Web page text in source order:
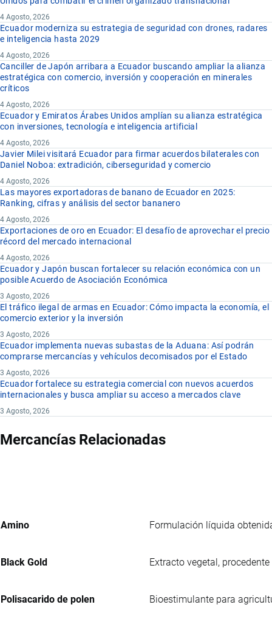
4 Agosto, 2026
Ecuador moderniza su estrategia de seguridad con drones, radares
e inteligencia hasta 2029
4 Agosto, 2026
Canciller de Japón arribara a Ecuador buscando ampliar la alianza
estratégica con comercio, inversión y cooperación en minerales
críticos
4 Agosto, 2026
Ecuador y Emiratos Árabes Unidos amplían su alianza estratégica
con inversiones, tecnología e inteligencia artificial
4 Agosto, 2026
Javier Milei visitará Ecuador para firmar acuerdos bilaterales con
Daniel Noboa: extradición, ciberseguridad y comercio
4 Agosto, 2026
Las mayores exportadoras de banano de Ecuador en 2025:
Ranking, cifras y análisis del sector bananero
4 Agosto, 2026
Exportaciones de oro en Ecuador: El desafío de aprovechar el precio
récord del mercado internacional
4 Agosto, 2026
Ecuador y Japón buscan fortalecer su relación económica con un
posible Acuerdo de Asociación Económica
3 Agosto, 2026
El tráfico ilegal de armas en Ecuador: Cómo impacta la economía, el
comercio exterior y la inversión
3 Agosto, 2026
Ecuador implementa nuevas subastas de la Aduana: Así podrán
comprarse mercancías y vehículos decomisados por el Estado
3 Agosto, 2026
Ecuador fortalece su estrategia comercial con nuevos acuerdos
internacionales y busca ampliar su acceso a mercados clave
3 Agosto, 2026
Mercancías Relacionadas
Amino Formulación líquida
Black Gold Extracto vegetal,
Polisacarido de polen Bioestimulante para